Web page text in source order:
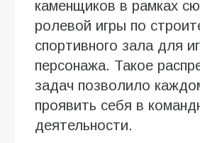
каменщиков в рамках
ролевой игры по
спортивного зала для
персонажа. Такое
задач позволило
проявить себя в
деятельности.